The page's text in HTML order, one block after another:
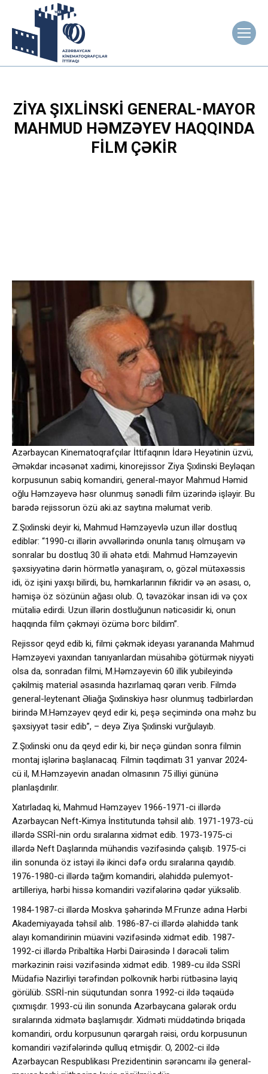
ZIYA ŞIXLINSKI GENERAL-MAYOR
MAHMUD HƏMZƏYEV HAQQINDA
FILM ÇƏKIR
Azərbaycan Kinematoqrafçılar İttifaqının İdarə Heyətinin üzvü,
Əməkdar incəsənət xadimi, kinorejissor Ziya Şıxlinski Beyləqan
korpusunun sabiq komandiri, general-mayor Mahmud Həmid
oğlu Həmzəyevə həsr olunmuş sənədli film üzərində işləyir. Bu
barədə rejissorun özü aki.az saytına məlumat verib.
Z.Şıxlinski deyir ki, Mahmud Həmzəyevlə uzun illər dostluq
ediblər: “1990-cı illərin əvvəllərində onunla tanış olmuşam və
sonralar bu dostluq 30 ili əhatə etdi. Mahmud Həmzəyevin
şəxsiyyətinə dərin hörmətlə yanaşıram, o, gözəl mütəxəssis
idi, öz işini yaxşı bilirdi, bu, həmkarlarının fikridir və ən əsası, o,
həmişə öz sözünün ağası olub. O, təvazökar insan idi və çox
mütaliə edirdi. Uzun illərin dostluğunun nəticəsidir ki, onun
haqqında film çəkməyi özümə borc bildim”.
Rejissor qeyd edib ki, filmi çəkmək ideyası yarananda Mahmud
Həmzəyevi yaxından tanıyanlardan müsahibə götürmək niyyəti
olsa da, sonradan filmi, M.Həmzəyevin 60 illik yubileyində
çəkilmiş material əsasında hazırlamaq qərarı verib. Filmdə
general-leytenant Əliağa Şıxlinskiyə həsr olunmuş tədbirlərdən
birində M.Həmzəyev qeyd edir ki, peşə seçimində ona məhz bu
şəxsiyyət təsir edib”, – deyə Ziya Şıxlinski vurğulayıb.
Z.Şıxlinski onu da qeyd edir ki, bir neçə gündən sonra filmin
montaj işlərinə başlanacaq. Filmin təqdimatı 31 yanvar 2024-
cü il, M.Həmzəyevin anadan olmasının 75 illiyi gününə
planlaşdırılır.
Xatırladaq ki, Mahmud Həmzəyev 1966-1971-ci illərdə
Azərbaycan Neft-Kimya İnstitutunda təhsil alıb. 1971-1973-cü
illərdə SSRİ-nin ordu sıralarına xidmət edib. 1973-1975-ci
illərdə Neft Daşlarında mühəndis vəzifəsində çalışıb. 1975-ci
ilin sonunda öz istəyi ilə ikinci dəfə ordu sıralarına qayıdıb.
1976-1980-ci illərdə tağım komandiri, əlahiddə pulemyot-
artilleriya, hərbi hissə komandiri vəzifələrinə qədər yüksəlib.
1984-1987-ci illərdə Moskva şəhərində M.Frunze adına Hərbi
Akademiyayada təhsil alıb. 1986-87-ci illərdə əlahiddə tank
alayı komandirinin müavini vəzifəsində xidmət edib. 1987-
1992-ci illərdə Pribaltika Hərbi Dairəsində I dərəcəli təlim
mərkəzinin rəisi vəzifəsində xidmət edib. 1989-cu ildə SSRİ
Müdafiə Nazirliyi tərəfindən polkovnik hərbi rütbəsinə layiq
görülüb. SSRİ-nin süqutundan sonra 1992-ci ildə təqaüdə
çıxmışdır. 1993-cü ilin sonunda Azərbaycana gələrək ordu
sıralarında xidmətə başlamışdır. Xidməti müddətində briqada
komandiri, ordu korpusunun qərargah rəisi, ordu korpusunun
komandiri vəzifələrində qulluq etmişdir. O, 2002-ci ildə
Azərbaycan Respublikası Prezidentinin sərəncamı ilə general-